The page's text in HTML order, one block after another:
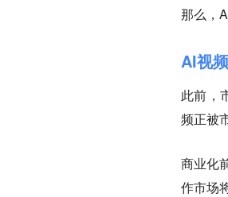
那么，
AI视
此前，
频正被
商业化
作市场